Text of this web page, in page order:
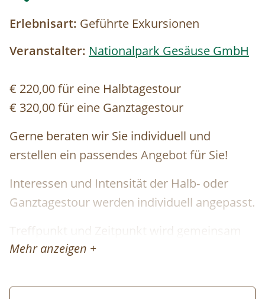
Erlebnisart: Geführte Exkursionen
Veranstalter: Nationalpark Gesäuse GmbH
€ 220,00 für eine Halbtagestour
€ 320,00 für eine Ganztagestour
Gerne beraten wir Sie individuell und
erstellen ein passendes Angebot für Sie!
Interessen und Intensität der Halb- oder
Ganztagestour werden individuell angepasst.
Treffpunkt und Zeitpunkt wird gemeinsam
mit dem Guide bei Buchung vereinbart
Mehr anzeigen +